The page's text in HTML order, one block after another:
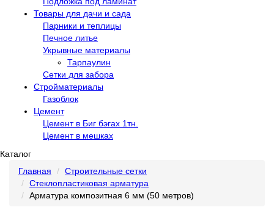
Товары для дачи и сада
Парники и теплицы
Печное литье
Укрывные материалы
Тарпаулин
Сетки для забора
Стройматериалы
Газоблок
Цемент
Цемент в Биг бэгах 1тн.
Цемент в мешках
Каталог
Главная
Строительные сетки
Стеклопластиковая арматура
Арматура композитная 6 мм (50 метров)